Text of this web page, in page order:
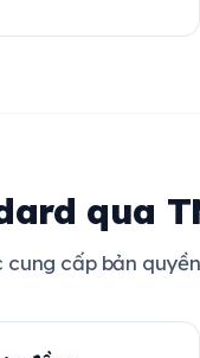
qua
cấp bản